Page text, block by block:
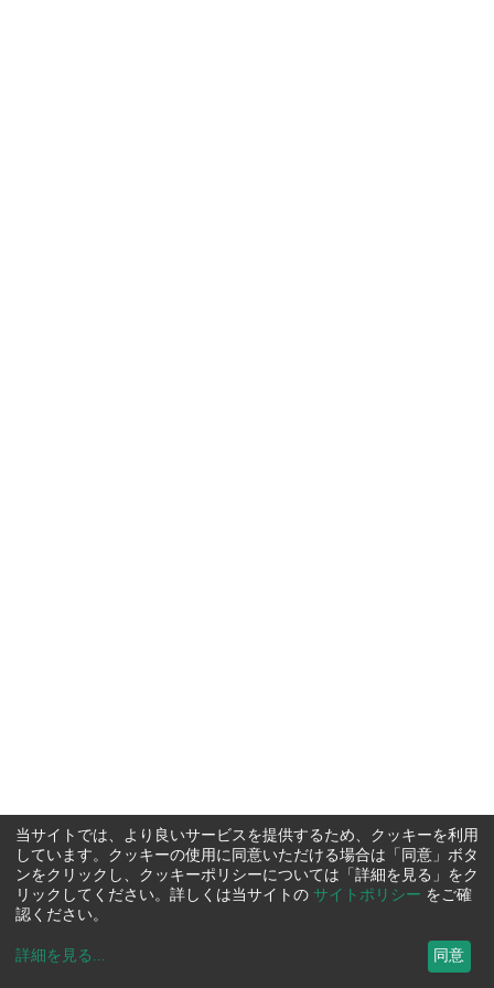
当サイトでは、より良いサービスを提供するため、クッキーを利用
しています。クッキーの使用に同意いただける場合は「同意」ボタ
ンをクリックし、クッキーポリシーについては「詳細を見る」をク
リックしてください。詳しくは当サイトの サイトポリシー をご確
認ください。
詳細を見る ... 同意